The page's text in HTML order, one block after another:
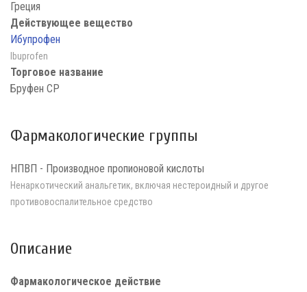
Греция
Действующее вещество
Ибупрофен
Ibuprofen
Торговое название
Бруфен СР
Фармакологические группы
НПВП - Производное пропионовой кислоты
Ненаркотический анальгетик, включая нестероидный и другое
противовоспалительное средство
Описание
Фармакологическое действие